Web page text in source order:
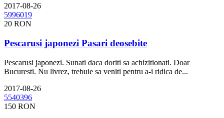
2017-08-26
20 RON
Pescarusi japonezi Pasari deosebite
Pescarusi japonezi. Sunati daca doriti sa achizitionati. Doar
Bucuresti. Nu livrez, trebuie sa veniti pentru a-i ridica de...
2017-08-26
150 RON